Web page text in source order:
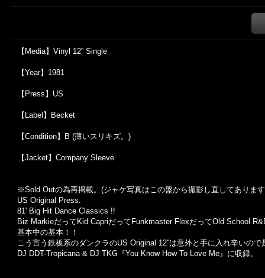
【Media】Vinyl 12'' Single
【Year】1981
【Press】US
【Label】Becket
【Condition】B (薄いスリキズ。)
【Jacket】Company Sleeve
※Sold Outの為再掲載。 (ジャケ写真はこの盤から撮影し直してありま
US Original Press.
81' Big Hit Dance Classics !!
Biz MarkieだってKid CapriだってFunkmaster FlexだってOld School
基本中の基本！！
こう言う鉄板系のダンクラのUS Original 12''は意外と手に入れ辛いので
DJ DDT-Tropicana & DJ TKG『You Know How To Love Me』に収録。